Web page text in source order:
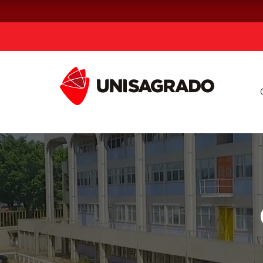
Graduação
Pós-graduação e MBA
Curta Duração
Vestibular